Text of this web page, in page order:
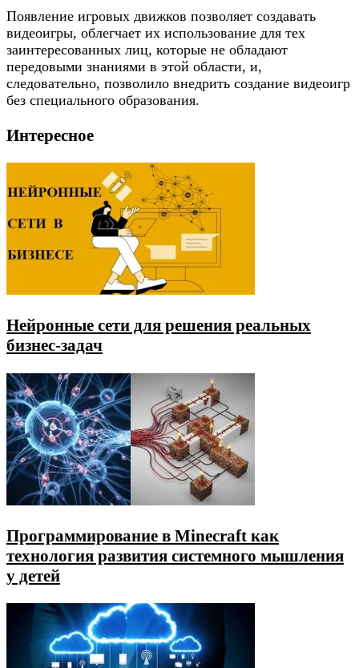
Появление игровых движков позволяет создавать
видеоигры, облегчает их использование для тех
заинтересованных лиц, которые не обладают
передовыми знаниями в этой области, и,
следовательно, позволило внедрить создание видеоигр
без специального образования.
Интересное
Нейронные сети для решения реальных
бизнес-задач
Программирование в Minecraft как
технология развития системного мышления
у детей